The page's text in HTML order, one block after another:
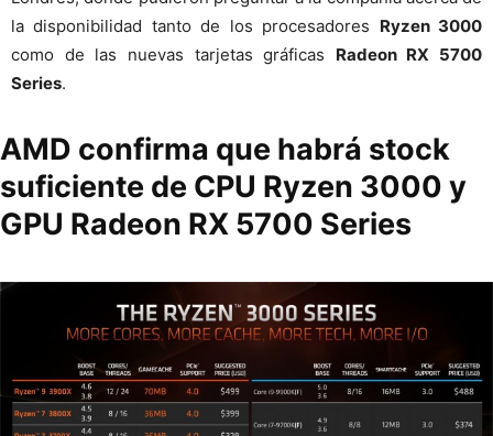
la disponibilidad tanto de los procesadores Ryzen 3000
como de las nuevas tarjetas gráficas Radeon RX 5700
Series.
AMD confirma que habrá stock
suficiente de CPU Ryzen 3000 y
GPU Radeon RX 5700 Series